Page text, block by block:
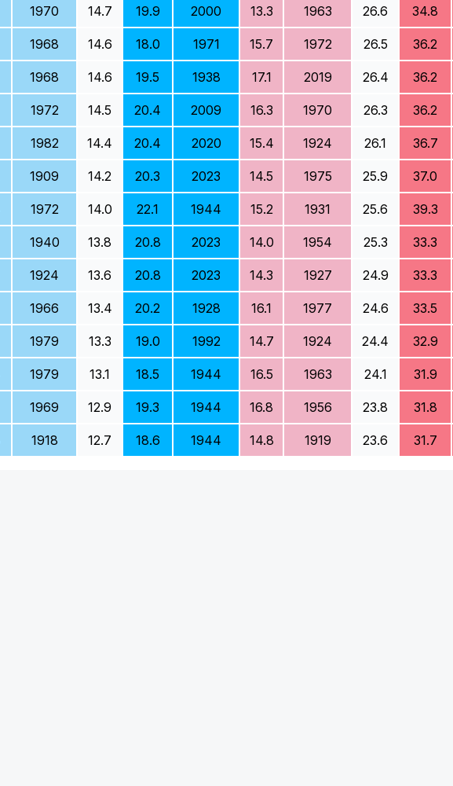
1970 14.7 19.9 2000 13.3 1963 26.6 34.8
1968 14.6 18.0 1971 15.7 1972 26.5 36.2
1968 14.6 19.5 1938 17.1 2019 26.4 36.2
1972 14.5 20.4 2009 16.3 1970 26.3 36.2
1982 14.4 20.4 2020 15.4 1924 26.1 36.7
1909 14.2 20.3 2023 14.5 1975 25.9 37.0
1972 14.0 22.1 1944 15.2 1931 25.6 39.3
1940 13.8 20.8 2023 14.0 1954 25.3 33.3
1924 13.6 20.8 2023 14.3 1927 24.9 33.3
1966 13.4 20.2 1928 16.1 1977 24.6 33.5
1979 13.3 19.0 1992 14.7 1924 24.4 32.9
1979 13.1 18.5 1944 16.5 1963 24.1 31.9
1969 12.9 19.3 1944 16.8 1956 23.8 31.8
1918 12.7 18.6 1944 14.8 1919 23.6 31.7